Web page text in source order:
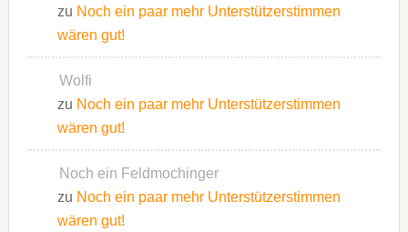
zu Noch ein paar mehr Unterstützerstimmen
wären gut!
Wolfi
zu Noch ein paar mehr Unterstützerstimmen
wären gut!
Noch ein Feldmochinger
zu Noch ein paar mehr Unterstützerstimmen
wären gut!